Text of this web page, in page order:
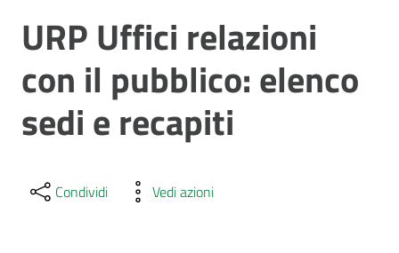
URP Uffici relazioni
con il pubblico: elenco
sedi e recapiti
Condividi Vedi azioni